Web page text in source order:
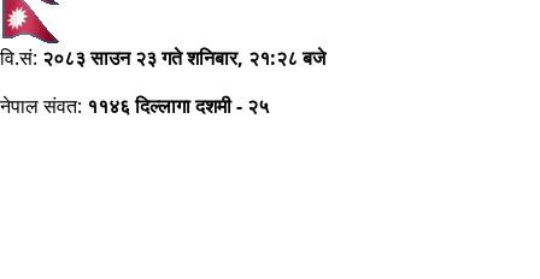
वि.सं: २०८३ साउन २३ गते शनिबार, २१:२८ बजे
नेपाल संवत: ११४६ दिल्लागा दशमी - २५